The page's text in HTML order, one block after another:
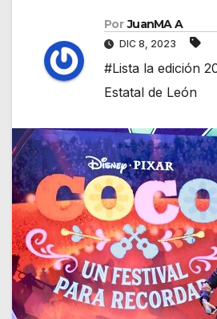
Por JuanMA A
DIC 8, 2023
#Lista la edición
Estatal de León